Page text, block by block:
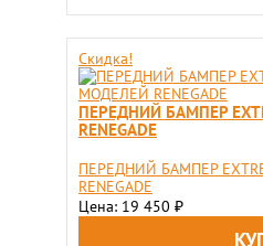
Скидка!
ПЕРЕДНИЙ БАМПЕР
RENEGADE
ПЕРЕДНИЙ БАМПЕР
RENEGADE
Цена: 19 450 ₽